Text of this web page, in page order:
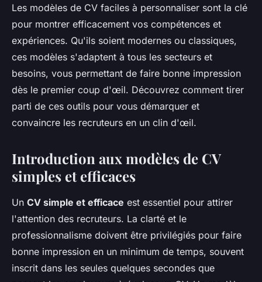
Les modèles de CV faciles à personnaliser sont la clé
pour montrer efficacement vos compétences et
expériences. Qu'ils soient modernes ou classiques,
ces modèles s'adaptent à tous les secteurs et
besoins, vous permettant de faire bonne impression
dès le premier coup d'œil. Découvrez comment tirer
parti de ces outils pour vous démarquer et
convaincre les recruteurs en un clin d'œil.
Introduction aux modèles de CV
simples et efficaces
Un CV simple et efficace est essentiel pour attirer
l'attention des recruteurs. La clarté et le
professionnalisme doivent être privilégiés pour faire
bonne impression en un minimum de temps, souvent
inscrit dans les seules quelques secondes que